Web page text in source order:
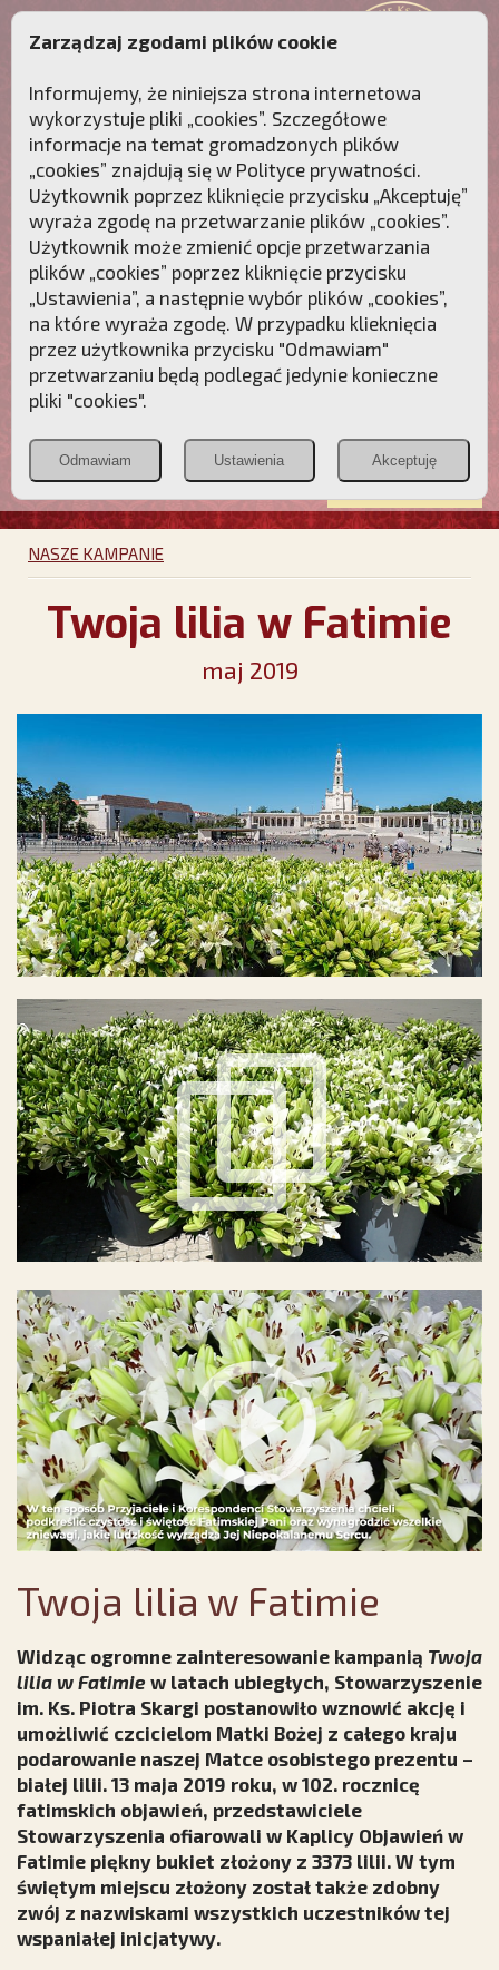
Przebudźmy sumienia Polaków!
Polonia
Christiana
PCh24.pl
Przymierze
POZNAJ APOSTOLAT FATIMY WESPRZYJ
NAS
NASZE KAMPANIE
Twoja lilia w Fatimie
maj 2019
Twoja lilia w Fatimie
Widząc ogromne zainteresowanie kampanią Twoja
lilia w Fatimie w latach ubiegłych, Stowarzyszenie
im. Ks. Piotra Skargi postanowiło wznowić akcję i
umożliwić czcicielom Matki Bożej z całego kraju
podarowanie naszej Matce osobistego prezentu –
białej lilii. 13 maja 2019 roku, w 102. rocznicę
fatimskich objawień, przedstawiciele
Stowarzyszenia ofiarowali w Kaplicy Objawień w
Fatimie piękny bukiet złożony z 3373 lilii. W tym
świętym miejscu złożony został także zdobny
zwój z nazwiskami wszystkich uczestników tej
wspaniałej inicjatywy.
Zarządzaj zgodami plików cookie
Informujemy, że niniejsza strona internetowa
wykorzystuje pliki „cookies”. Szczegółowe
informacje na temat gromadzonych plików
„cookies” znajdują się w Polityce prywatności.
Użytkownik poprzez kliknięcie przycisku „Akceptuję”
wyraża zgodę na przetwarzanie plików „cookies”.
Użytkownik może zmienić opcje przetwarzania
plików „cookies” poprzez kliknięcie przycisku
„Ustawienia”, a następnie wybór plików „cookies”,
na które wyraża zgodę. W przypadku klieknięcia
przez użytkownika przycisku "Odmawiam"
przetwarzaniu będą podlegać jedynie konieczne
pliki "cookies".
Odmawiam Ustawienia Akceptuję